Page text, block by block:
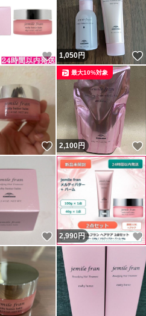
いいね！
1,050円
いいね！
2,100円
最大10%対象
いいね！
2,990円